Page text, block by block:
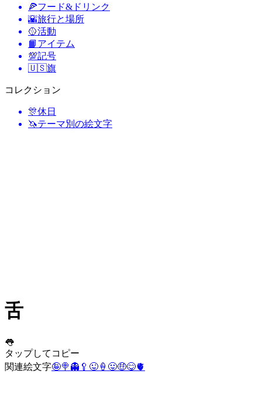
🍕フード&ドリンク
🌇旅行と場所
🥎活動
📙 アイテム
💯記号
🇺🇸旗
コレクション
🎊休日
🦄テーマ別の絵文字
舌
👅
タップしてコピー
関連絵文字🤪🍭 👻 🥄 😜 🍦 😛🤑😋🫀